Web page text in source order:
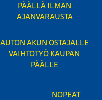
PÄÄLLÄ ILMAN
AJANVARAUSTA
AUTON AKUN OSTAJALLE
VAIHTOTYÖ KAUPAN
PÄÄLLE
NOPEAT